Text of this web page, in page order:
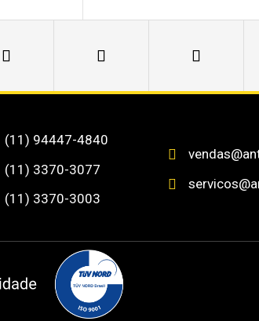
(11) 94447-4840
(11) 3370-3077
(11) 3370-3003

